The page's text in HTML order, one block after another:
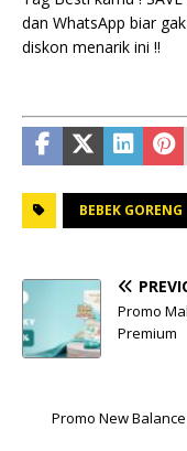
dan WhatsApp biar
diskon menarik ini !!
BEBEK GORENG
Promo
Premium
Promo New